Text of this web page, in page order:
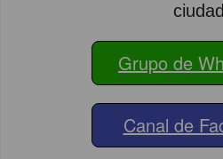
ciudad
Grupo de
Canal de